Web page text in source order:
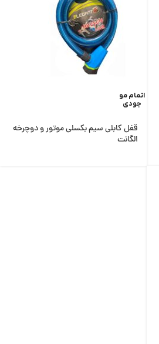
اتمام مو
جودی
قفل کابلی سیم بکسلی موتور و دوچرخه
الگانت